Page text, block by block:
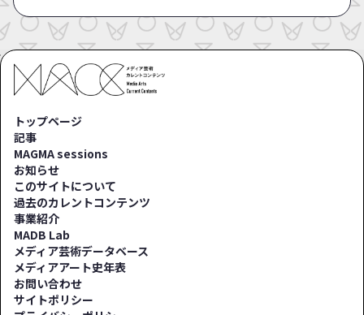
トップページ
記事
MAGMA sessions
お知らせ
このサイトについて
過去のカレントコンテンツ
事業紹介
MADB Lab
メディア芸術データベース
メディアアート史年表
お問い合わせ
サイトポリシー